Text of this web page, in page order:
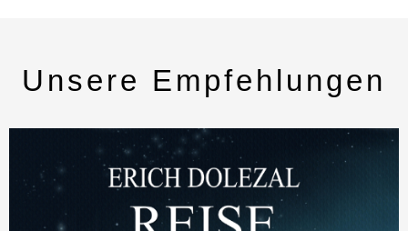
Unsere Empfehlungen